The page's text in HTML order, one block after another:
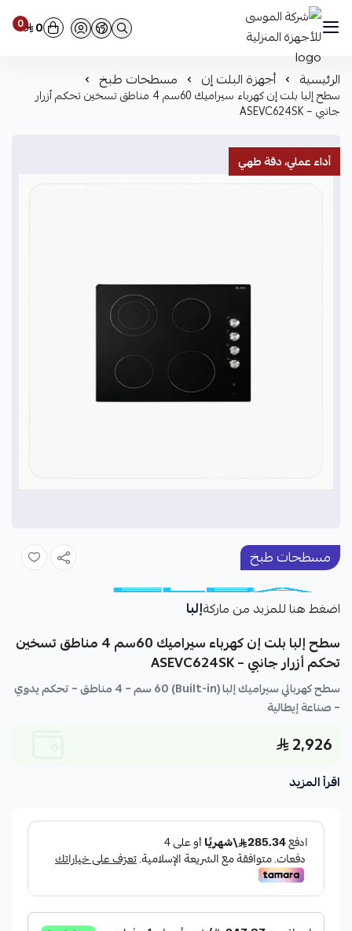
شركة الموسى للأجهزة المنزلية 0 0
الرئيسية أجهزة البلت إن مسطحات طبخ
سطح إلبا بلت إن كهرباء سيراميك 60سم 4 مناطق تسخين تحكم أزرار
جانبي – ASEVC624SK
أداء عملي، دقة طهي
مسطحات طبخ
اضغط هنا للمزيد من ماركةإلبا
سطح إلبا بلت إن كهرباء سيراميك 60سم 4 مناطق تسخين
تحكم أزرار جانبي – ASEVC624SK
سطح كهربائي سيراميك إلبا (Built-in) 60 سم – 4 مناطق – تحكم يدوي
– صناعة إيطالية
2,926
اقرأ المزيد